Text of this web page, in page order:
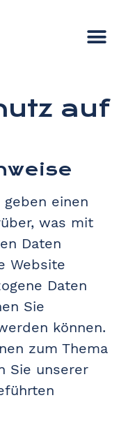
auf
einen
was mit
Daten
Website
Daten
Sie
können.
zum Thema
Sie unserer